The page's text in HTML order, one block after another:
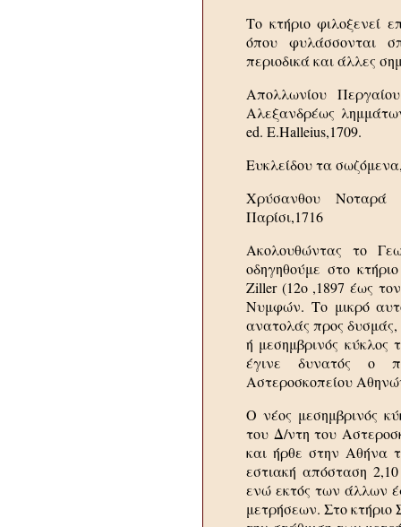
Το κτήριο φιλοξενεί
όπου φυλάσσονται
περιοδικά και άλλες
Απολλωνίου
Αλεξανδρέως
ed. E.Halleius,1709.
Ευκλείδου τα
Χρύσανθου Νοταρά
Παρίσι,1716
Ακολουθώντας το
οδηγηθούμε στο
Ziller (12ο ,1897 έως
Νυμφών. Το μικρό
ανατολάς προς δυσμάς,
ή μεσημβρινός κύκλος
έγινε δυνατός ο
Αστεροσκοπείου
Ο νέος μεσημβρινός
του Δ/ντη του
και ήρθε στην Αθήνα
εστιακή απόσταση
ενώ εκτός των άλλων
μετρήσεων. Στο κτήριο